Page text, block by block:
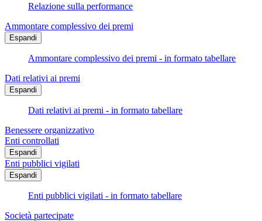
Relazione sulla performance
Ammontare complessivo dei premi
Espandi
Ammontare complessivo dei premi - in formato tabellare
Dati relativi ai premi
Espandi
Dati relativi ai premi - in formato tabellare
Benessere organizzativo
Enti controllati
Espandi
Enti pubblici vigilati
Espandi
Enti pubblici vigilati - in formato tabellare
Società partecipate